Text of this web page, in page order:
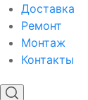
Доставка
Ремонт
Монтаж
Контакты